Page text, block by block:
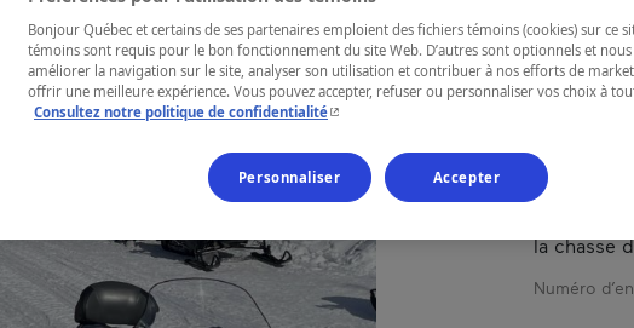
RÉGION
Lanaudière
Endroit
la chasse
Numéro
Bonjour Québec et certains de ses partenaires emploient des fichiers témoins (cookies) sur ce
témoins sont requis pour le bon fonctionnement du site Web. D’autres sont optionnels et
améliorer la navigation sur le site, analyser son utilisation et contribuer à nos efforts de
offrir une meilleure expérience. Vous pouvez accepter, refuser ou personnaliser vos choix à
Consultez notre politique de confidentialité- Cet hyperlien s'ouvrira dans une nouvelle
Personnaliser Accepter